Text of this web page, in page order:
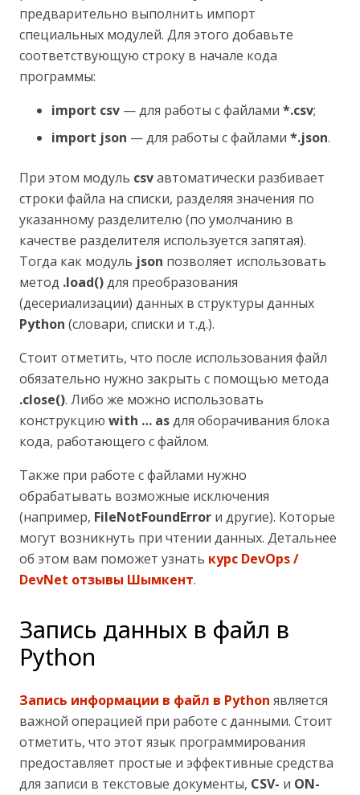
предварительно выполнить импорт
специальных модулей. Для этого добавьте
соответствующую строку в начале кода
программы:
import csv — для работы с файлами *.csv;
import json — для работы с файлами *.json.
При этом модуль csvавтоматически разбивает
строки файла на списки, разделяя значения по
указанному разделителю (по умолчанию в
качестве разделителя используется запятая).
Тогда как модуль json позволяет использовать
метод .load()для преобразования
(десериализации) данных в структуры данных
Python (словари, списки и т.д.).
Стоит отметить, что после использования файл
обязательно нужно закрыть с помощью метода
.close(). Либо же можно использовать
конструкцию with … asдля оборачивания блока
кода, работающего с файлом.
Также при работе с файлами нужно
обрабатывать возможные исключения
(например, FileNotFoundError и другие). Которые
могут возникнуть при чтении данных. Детальнее
об этом вам поможет узнать курс DevOps /
DevNet отзывы Шымкент.
Запись данных в файл в
Python
Запись информации в файл в Python является
важной операцией при работе с данными. Стоит
отметить, что этот язык программирования
предоставляет простые и эффективные средства
для записи в текстовые документы, CSV- и ON-